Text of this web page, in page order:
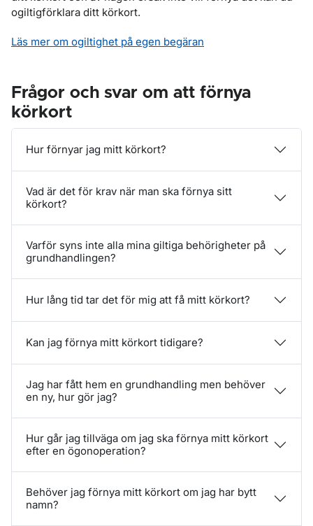
ogiltigförklara ditt körkort.
Läs mer om ogiltighet på egen begäran
Frågor och svar om att förnya
körkort
Hur förnyar jag mitt körkort?
Vad är det för krav när man ska förnya sitt
körkort?
Varför syns inte alla mina giltiga behörigheter på
grundhandlingen?
Hur lång tid tar det för mig att få mitt körkort?
Kan jag förnya mitt körkort tidigare?
Jag har fått hem en grundhandling men behöver
en ny, hur gör jag?
Hur går jag tillväga om jag ska förnya mitt körkort
efter en ögonoperation?
Behöver jag förnya mitt körkort om jag har bytt
namn?